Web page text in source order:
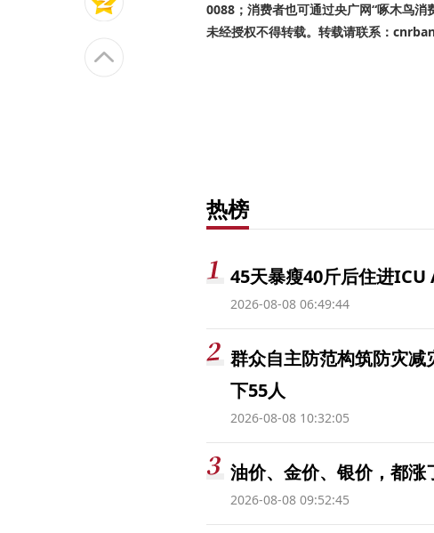
0088；消费者也可通过央广网“啄木鸟消
未经授权不得转载。转载请联系：
热榜
45天暴瘦40斤后住进
2026-08-08 06:49:44
群众自主防范构筑防灾减
下55人
2026-08-08 10:32:05
油价、金价、银价，都涨
2026-08-08 09:52:45